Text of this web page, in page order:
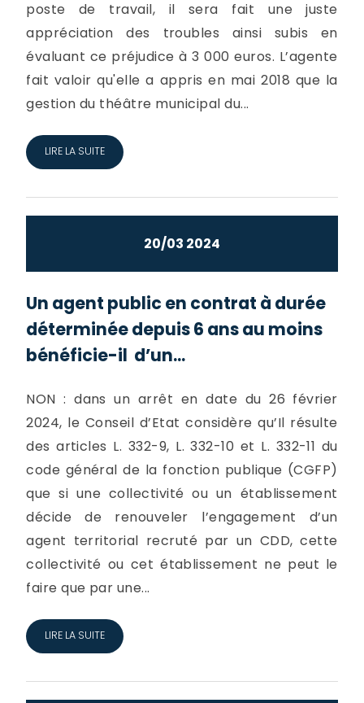
poste de travail, il sera fait une juste
appréciation des troubles ainsi subis en
évaluant ce préjudice à 3 000 euros. L’agente
fait valoir qu'elle a appris en mai 2018 que la
gestion du théâtre municipal du...
LIRE LA SUITE
20/03 2024
Un agent public en contrat à durée
déterminée depuis 6 ans au moins
bénéficie-il d’un...
NON : dans un arrêt en date du 26 février
2024, le Conseil d’Etat considère qu’Il résulte
des articles L. 332-9, L. 332-10 et L. 332-11 du
code général de la fonction publique (CGFP)
que si une collectivité ou un établissement
décide de renouveler l’engagement d’un
agent territorial recruté par un CDD, cette
collectivité ou cet établissement ne peut le
faire que par une...
LIRE LA SUITE